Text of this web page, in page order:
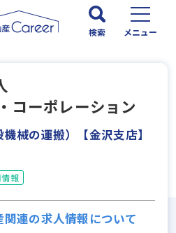
検索 メニュー
コーポレーション
械の運搬）【金沢支店】
報
連の求人情報について